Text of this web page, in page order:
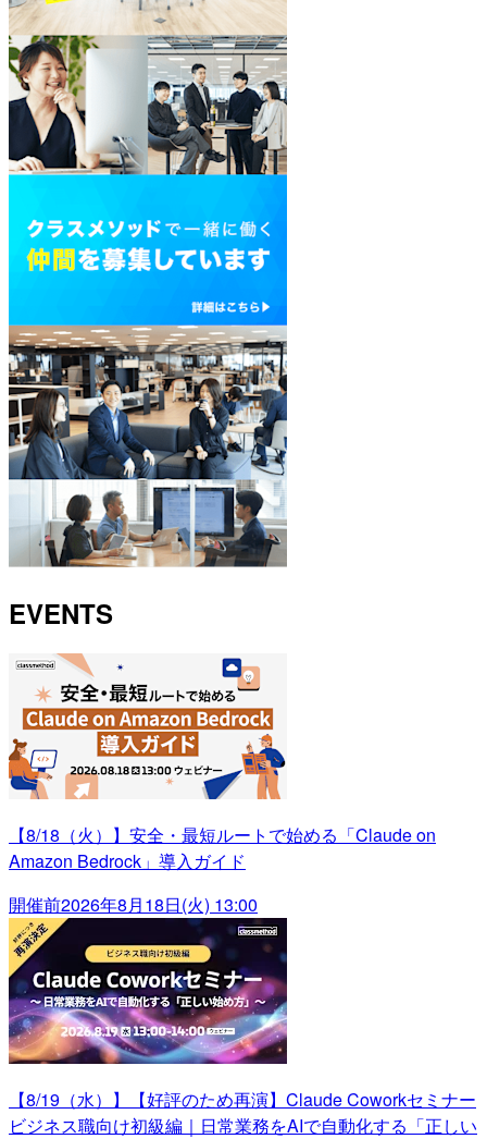
EVENTS
【8/18（火）】安全・最短ルートで始める「Claude on
Amazon Bedrock」導入ガイド
開催前2026年8月18日(火) 13:00
【8/19（水）】【好評のため再演】Claude Coworkセミナー
ビジネス職向け初級編｜日常業務をAIで自動化する「正しい